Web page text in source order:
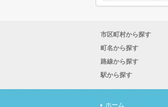
市区町村から探す
町名から探す
路線から探す
駅から探す
ホーム